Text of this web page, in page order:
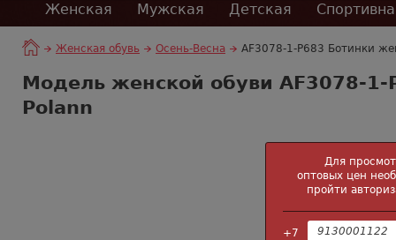
Женская Мужская Детская
Женская обувь Осень-Весна AF3078-1-P683 Ботинки
Модель женской обуви AF3078-
Polann
Для
оптовых цен
пройти
+7